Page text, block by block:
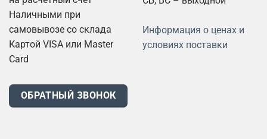
Наличными при
самовывозе со склада
Картой VISA или Master
Card
Информация о ценах и
условиях поставки
ОБРАТНЫЙ ЗВОНОК